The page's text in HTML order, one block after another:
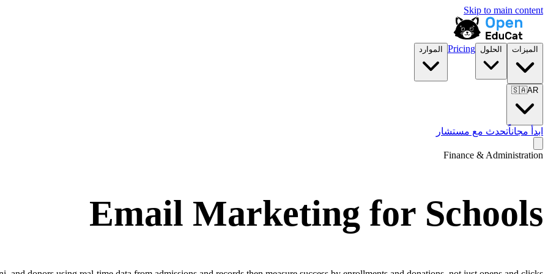
Skip to main content
الميزات الحلول Pricing الموارد
🇸🇦AR
ابدأ مجاناًتحدث مع مستشار
Finance & Administration
Email Marketing for Schools